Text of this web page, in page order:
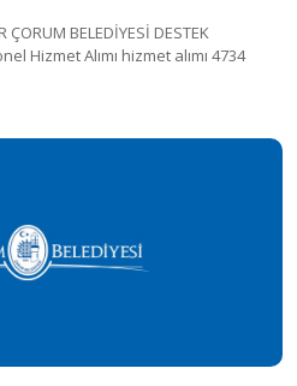
ÇORUM BELEDİYESİ DESTEK
Hizmet Alımı hizmet alımı 4734